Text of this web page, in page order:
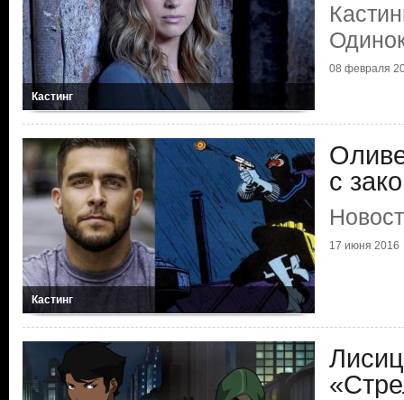
Кастинг
08 февраля
Кастинг
с
17 июня 2016